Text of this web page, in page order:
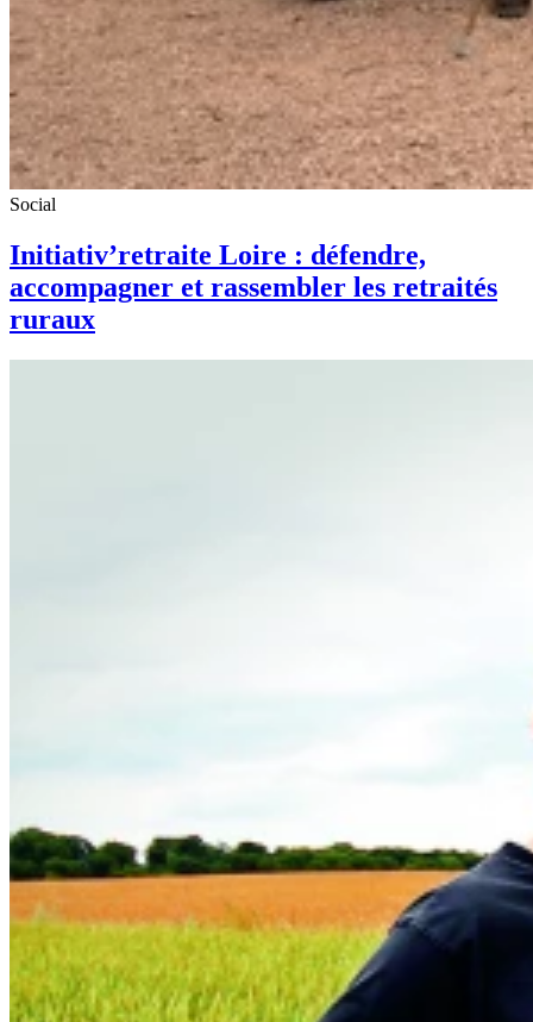
Social
Initiativ’retraite Loire : défendre,
accompagner et rassembler les retraités
ruraux